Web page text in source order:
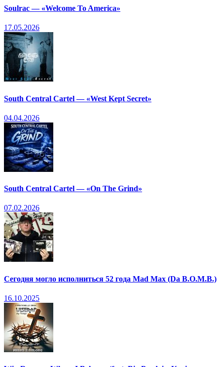
Soulrac — «Welcome To America»
17.05.2026
South Central Cartel — «West Kept Secret»
04.04.2026
South Central Cartel — «On The Grind»
07.02.2026
Сегодня могло исполниться 52 года Mad Max (Da B.O.M.B.)
16.10.2025